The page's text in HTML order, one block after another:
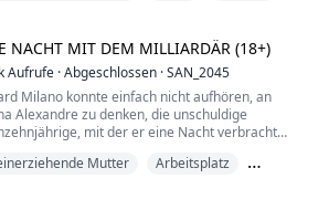
mich, als David hinter mich trat und
Arme um meine Taille legte.
das nicht, aber im Moment haben wir keine
Wahl," sagte Dav...
NACHT MIT DEM MILLIARDÄR (18+)
Aufrufe ·Abgeschlossen ·SAN_2045
Milano konnte einfach nicht aufhören, an
Alexandre zu denken, die unschuldige
mit der er eine Nacht verbracht
Mutter
Arbeitsplatz